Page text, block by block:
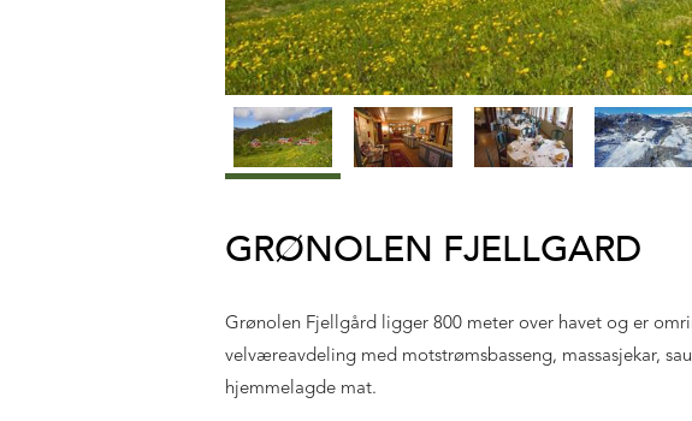
GRØNOLEN FJELLGARD
Grønolen Fjellgård ligger 800 meter over havet og er
velværeavdeling med motstrømsbasseng, massasjekar,
hjemmelagde mat.